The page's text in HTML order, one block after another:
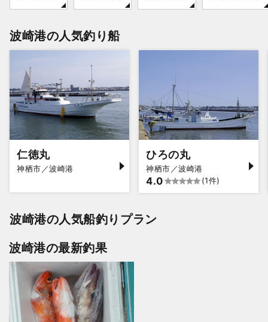
波崎港の人気釣り船
仁徳丸
神栖市／波崎港
ひろの丸
神栖市／波崎港
4.0 (1件)
波崎港の人気船釣りプラン
波崎港の最新釣果